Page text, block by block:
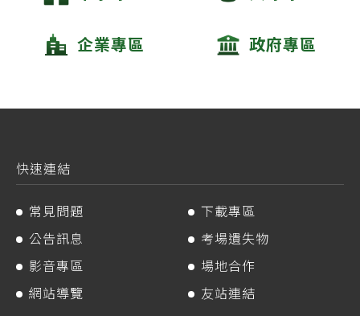
企業專區 政府專區
快速連結
常見問題
下載專區
公告訊息
考場遺失物
影音專區
場地合作
網站導覽
友站連結